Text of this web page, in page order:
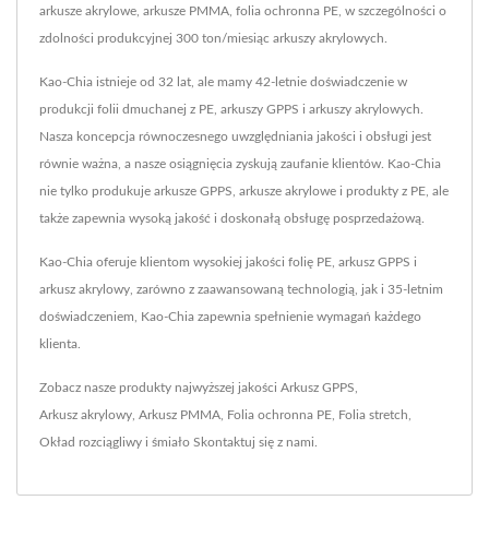
arkusze akrylowe, arkusze PMMA, folia ochronna PE, w szczególności o
zdolności produkcyjnej 300 ton/miesiąc arkuszy akrylowych.
Kao-Chia istnieje od 32 lat, ale mamy 42-letnie doświadczenie w
produkcji folii dmuchanej z PE, arkuszy GPPS i arkuszy akrylowych.
Nasza koncepcja równoczesnego uwzględniania jakości i obsługi jest
równie ważna, a nasze osiągnięcia zyskują zaufanie klientów. Kao-Chia
nie tylko produkuje arkusze GPPS, arkusze akrylowe i produkty z PE, ale
także zapewnia wysoką jakość i doskonałą obsługę posprzedażową.
Kao-Chia oferuje klientom wysokiej jakości folię PE, arkusz GPPS i
arkusz akrylowy, zarówno z zaawansowaną technologią, jak i 35-letnim
doświadczeniem, Kao-Chia zapewnia spełnienie wymagań każdego
klienta.
Zobacz nasze produkty najwyższej jakości Arkusz GPPS
Arkusz akrylowy Arkusz PMMA Folia ochronna PE Folia stretch
Okład rozciągliwy i śmiało Skontaktuj się z nami